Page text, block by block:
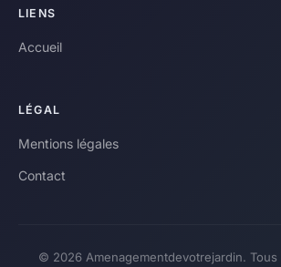
LIENS
Accueil
LÉGAL
Mentions légales
Contact
© 2026 Amenagementdevotrejardin.